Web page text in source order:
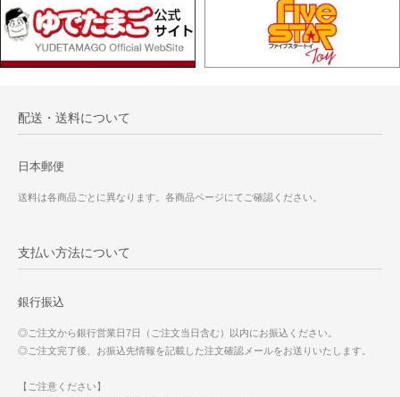
配送・送料について
日本郵便
送料は各商品ごとに異なります。各商品ページにてご確認ください。
支払い方法について
銀行振込
◎ご注文から銀行営業日7日（ご注文当日含む）以内にお振込ください。
◎ご注文完了後、お振込先情報を記載した注文確認メールをお送りいたします。
【ご注意ください】